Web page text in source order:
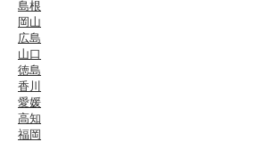
島根
岡山
広島
山口
徳島
香川
愛媛
高知
福岡